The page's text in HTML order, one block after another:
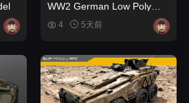
WW2 German Low Poly
Tanks #3
4 5天前